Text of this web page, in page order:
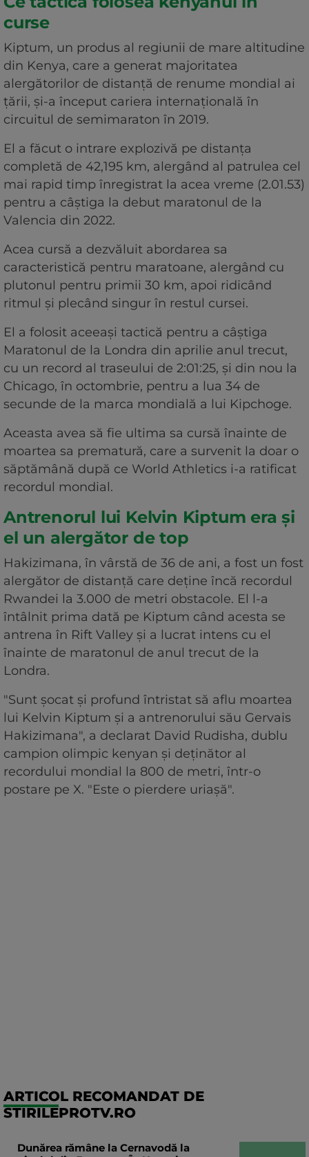
curse
Kiptum, un produs al regiunii de mare altitudine
din Kenya, care a generat majoritatea
alergătorilor de distanţă de renume mondial ai
ţării, şi-a început cariera internaţională în
circuitul de semimaraton în 2019.
El a făcut o intrare explozivă pe distanţa
completă de 42,195 km, alergând al patrulea cel
mai rapid timp înregistrat la acea vreme (2.01.53)
pentru a câştiga la debut maratonul de la
Valencia din 2022.
Acea cursă a dezvăluit abordarea sa
caracteristică pentru maratoane, alergând cu
plutonul pentru primii 30 km, apoi ridicând
ritmul şi plecând singur în restul cursei.
El a folosit aceeaşi tactică pentru a câştiga
Maratonul de la Londra din aprilie anul trecut,
cu un record al traseului de 2:01:25, şi din nou la
Chicago, în octombrie, pentru a lua 34 de
secunde de la marca mondială a lui Kipchoge.
Aceasta avea să fie ultima sa cursă înainte de
moartea sa prematură, care a survenit la doar o
săptămână după ce World Athletics i-a ratificat
recordul mondial.
Antrenorul lui Kelvin Kiptum era și
el un alergător de top
Hakizimana, în vârstă de 36 de ani, a fost un fost
alergător de distanţă care deţine încă recordul
Rwandei la 3.000 de metri obstacole. El l-a
întâlnit prima dată pe Kiptum când acesta se
antrena în Rift Valley şi a lucrat intens cu el
înainte de maratonul de anul trecut de la
Londra.
"Sunt şocat şi profund întristat să aflu moartea
lui Kelvin Kiptum şi a antrenorului său Gervais
Hakizimana", a declarat David Rudisha, dublu
campion olimpic kenyan şi deţinător al
recordului mondial la 800 de metri, într-o
postare pe X. "Este o pierdere uriaşă".
ARTICOL RECOMANDAT DE
STIRILEPROTV.RO
Dunărea rămâne la Cernavodă la